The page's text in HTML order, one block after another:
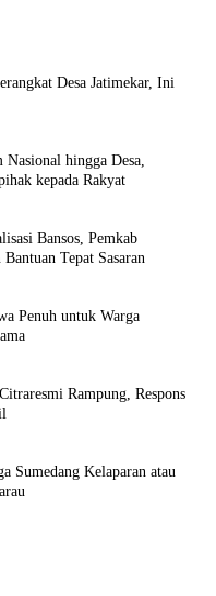
Desa Jatimekar, Ini
hingga Desa,
kepada Rakyat
Bansos, Pemkab
Tepat Sasaran
Penuh untuk Warga
Rampung, Respons
Sumedang Kelaparan atau